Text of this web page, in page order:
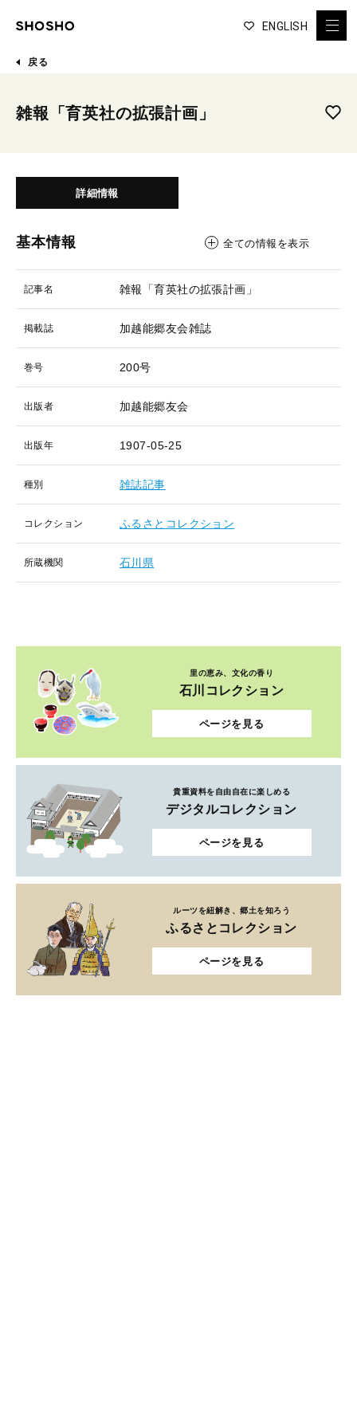
ENGLISH
戻る
雑報「育英社の拡張計画」
詳細情報
基本情報 全ての情報を表示
記事名 雑報「育英社の拡張計画」
掲載誌 加越能郷友会雑誌
巻号 200号
出版者 加越能郷友会
出版年 1907-05-25
種別 雑誌記事
コレクション ふるさとコレクション
所蔵機関 石川県
里の恵み、文化の香り
石川コレクション
ページを見る
貴重資料を自由自在に楽しめる
デジタルコレクション
ページを見る
ルーツを紐解き、郷土を知ろう
ふるさとコレクション
ページを見る